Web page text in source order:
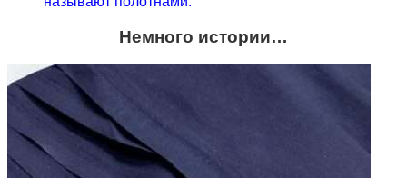
Немного истории…